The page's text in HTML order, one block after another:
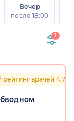
Вечер
после 18:00
1
врачей 4.7